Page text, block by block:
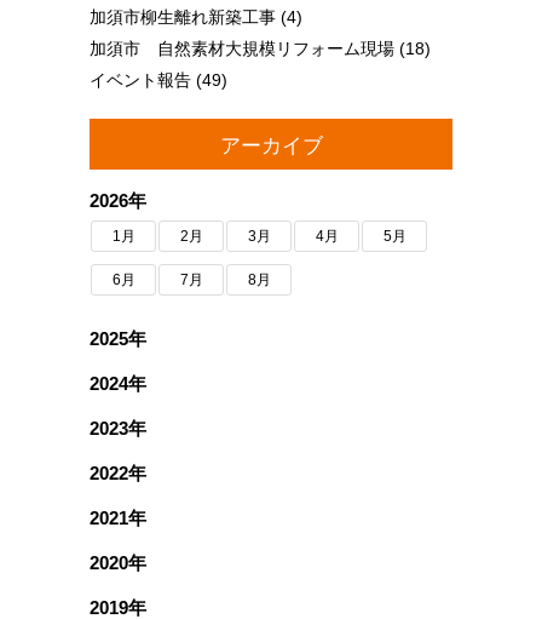
加須市柳生離れ新築工事 (4)
加須市 自然素材大規模リフォーム現場 (18)
イベント報告 (49)
アーカイブ
2026年
1月 2月 3月 4月 5月
6月 7月 8月
2025年
2024年
2023年
2022年
2021年
2020年
2019年